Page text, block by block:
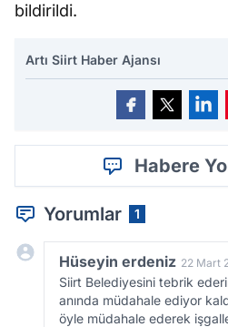
bildirildi.
Artı Siirt Haber Ajansı
Habere
Yorumlar 1
Hüseyin erdeniz 22 Mart
Siirt Belediyesini tebrik
anında müdahale ediyor
öyle müdahale ederek